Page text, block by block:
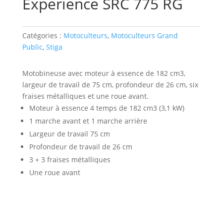
Catégories : Motoculteurs, Motoculteurs Grand
Public, Stiga
Motobineuse avec moteur à essence de 182 cm3,
largeur de travail de 75 cm, profondeur de 26 cm, six
fraises métalliques et une roue avant.
Moteur à essence 4 temps de 182 cm3 (3,1 kW)
1 marche avant et 1 marche arrière
Largeur de travail 75 cm
Profondeur de travail de 26 cm
3 + 3 fraises métalliques
Une roue avant